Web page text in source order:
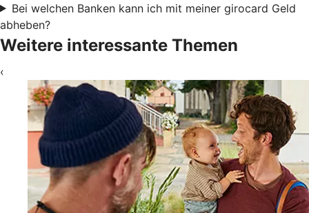
Bei welchen Banken kann ich mit meiner girocard Geld
abheben?
Weitere interessante Themen
‹